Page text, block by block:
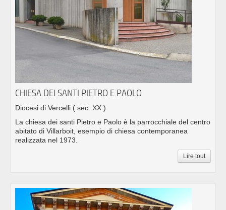
CHIESA DEI SANTI PIETRO E PAOLO
Diocesi di Vercelli ( sec. XX )
La chiesa dei santi Pietro e Paolo è la parrocchiale del centro
abitato di Villarboit, esempio di chiesa contemporanea
realizzata nel 1973.
Lire tout